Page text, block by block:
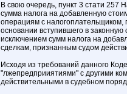
В свою очередь, пункт 3 стати 257
сумма налога на добавленную
операциям с
основании вступившего в
исключением сумм налога на
сделкам, признанным судом
Исходя из требований данного
"лжепредприиятиями" с другими
действительными в судебном